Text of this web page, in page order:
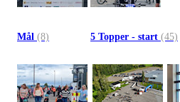
Mål (8) 5 Topper - start (45)